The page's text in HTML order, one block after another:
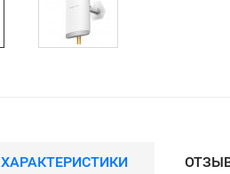
ХАРАКТЕРИСТИКИ